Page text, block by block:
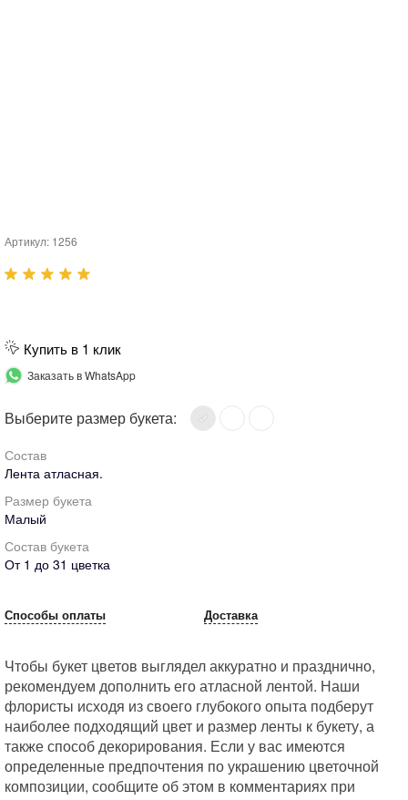
Артикул: 1256
Купить в 1 клик
Заказать в WhatsApp
Выберите размер букета:
Состав
Лента атласная.
Размер букета
Малый
Состав букета
От 1 до 31 цветка
Способы оплаты Доставка
Чтобы букет цветов выглядел аккуратно и празднично,
рекомендуем дополнить его атласной лентой. Наши
флористы исходя из своего глубокого опыта подберут
наиболее подходящий цвет и размер ленты к букету, а
также способ декорирования. Если у вас имеются
определенные предпочтения по украшению цветочной
композиции, сообщите об этом в комментариях при